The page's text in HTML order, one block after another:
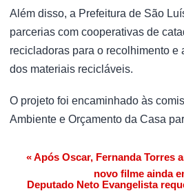
Além disso, a Prefeitura de São
parcerias com cooperativas de
recicladoras para o recolhimento e
dos materiais recicláveis.
O projeto foi encaminhado às
Ambiente e Orçamento da Casa
Navegação de Post
« Após Oscar, Fernanda Torres
novo filme ainda
Deputado Neto Evangelista